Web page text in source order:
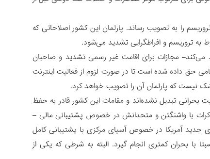
را به تصویب رساند. پارلمان این کشور اصلاحاتی که
می‌کند– مجازات برای اقامت غیر رسمی تشدید و صاحبان
به مقامات انتظامی حق داده شده است تا در صورت لزوم از فعالیت اینترنت
نیست که پارلمان آن را تصویب خواهد کرد.
بحرانی تبدیل نشده‌اند و مقامات این کشور قادر به حفظ
با واشنگتن و متحدانش در خصوص پشتیبانی مالی –
جدید آمریکا در خصوص آسیای مرکزی با پشتیبانی کامل
با بحران کمتری انجام گیرد. البته به شرطی که یکی از